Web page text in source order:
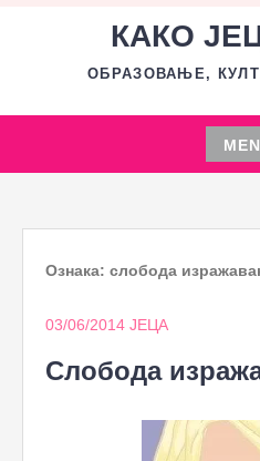
КАКО
ОБРАЗОВАЊЕ,
Skip
content
Ознака: слобода
03/06/2014 ЈЕЦА
Слобода